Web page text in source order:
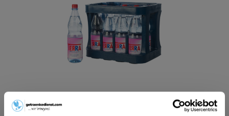
7,49 € *
Inhalt: 12 Liter (0,62 € * / 1 Liter)